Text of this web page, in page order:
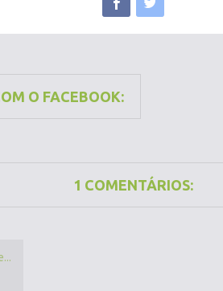
O FACEBOOK:
1 COMENTÁRIOS: